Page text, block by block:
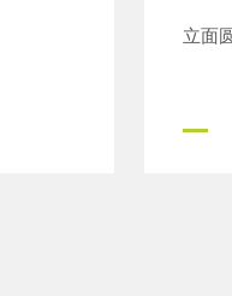
立面